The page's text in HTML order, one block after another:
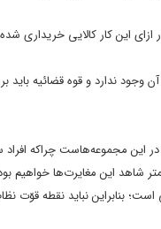
ازای این کار کالایی خریداری
ندارد و قوه قضائیه باید
در این مجموعه‌هاست چراکه
شاهد این مغایرت‌ها خواهیم
بنابراین نباید نقطه قوّت